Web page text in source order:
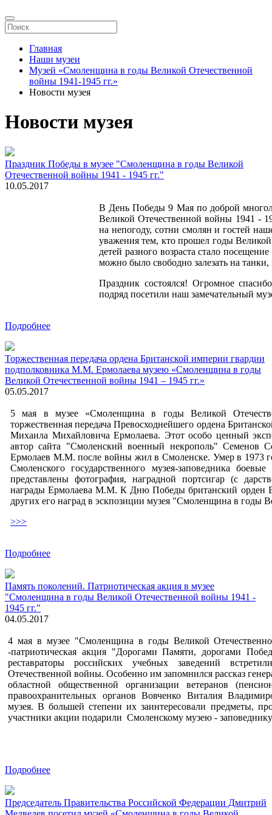
Главная
Наши музеи
Музей «Смоленщина в годы Великой Отечественной
войны 1941-1945 гг.»
Новости музея
Новости музея
Праздник Победы в музее "Смоленщина в годы Великой
Отечественной войны 1941 - 1945 гг."
10.05.2017
В День Победы 9 Мая по доброй
Великой Отечественной войны 1941 -
на непогоду, сотни смолян и гостей
уважения тем, кто прошел годы
детей разного возраста стало
можно было свободно залезать на
Праздник состоялся! Огромное
подряд посетили наш замечательный
Подробнее
Торжественная передача ордена Британской империи гвардии
подполковника М.М. Ермолаева музею «Смоленщина в годы
Великой Отечественной войны 1941 – 1945 гг.»
05.05.2017
5 мая в музее «Смоленщина в годы Великой
торжественная передача Превосходнейшего ордена
Михаила Михайловича Ермолаева. Этот особо ценный
автор сайта "Смоленский военный некрополь" Семенов
Ермолаев М.М. после войны жил в Смоленске. Умер в 1973
Смоленского государственного музея-заповедника
представлены фотография, наградной портсигар (с
награды Ермолаева М.М. К Дню Победы британский орден
других его наград в эскпозиции музея "Смоленщина в годы
>>>
Подробнее
Память поколений. Патриотическая акция в музее
"Смоленщина в годы Великой Отечественной войны 1941 -
1945 гг."
04.05.2017
4 мая в музее "Смоленщина в годы Великой
-патриотическая акция "Дорогами Памяти, дорогами
реставраторы российских учебных заведений
Отечественной войны. Особенно им запомнился рассказ
областной общественной организации ветеранов
правоохранительных органов Вовченко Виталия
музея. В большей степени их заинтересовали предметы,
участники акции подарили Смоленскому музею -
Подробнее
Председатель Правительства Российской Федерации Дмитрий